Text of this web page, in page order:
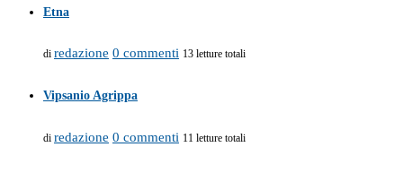
Etna
di redazione 0 commenti 13 letture totali
Vipsanio Agrippa
di redazione 0 commenti 11 letture totali